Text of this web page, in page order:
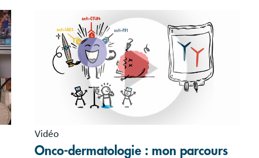
Vidéo
Onco-dermatologie : mon parcours